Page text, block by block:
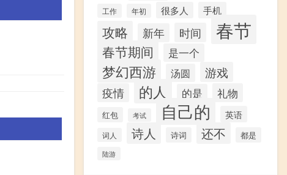
工作 年初 很多人 手机
攻略 新年 时间 春节
春节期间 是一个
梦幻西游 汤圆 游戏
疫情 的人 的是 礼物
红包 考试 自己的 英语
词人 诗人 诗词 还不 都是
陆游